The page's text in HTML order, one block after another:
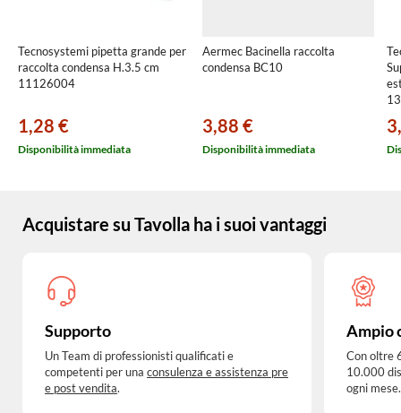
Tecnosystemi pipetta grande per
raccolta condensa H.3.5 cm
11126004
1,28 €
Disponibilità immediata
Aermec Bacinella raccolta
condensa BC10
3,88 €
Disponibilità immediata
Acquistare su Tavolla ha i suoi vantaggi
Supporto
Un Team di professionisti qualificati e
competenti per una consulenza e assistenza pre
e post vendita.
Ampio
Con oltre
10.000
ogni mese.